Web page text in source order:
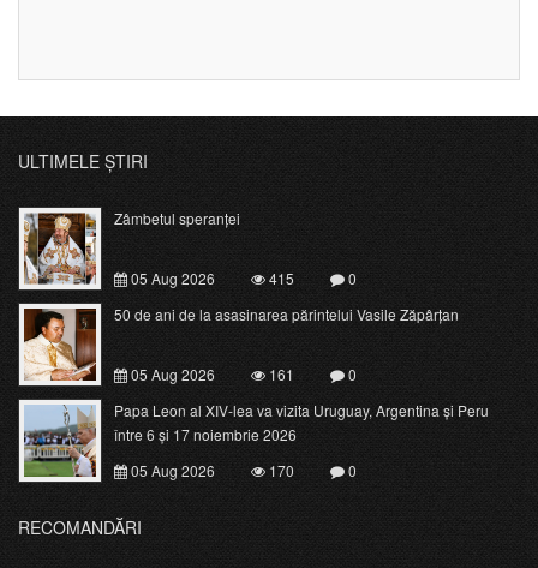
ULTIMELE ȘTIRI
Zâmbetul speranței
05 Aug 2026 415
0
50 de ani de la asasinarea părintelui Vasile Zăpârțan
05 Aug 2026 161
0
Papa Leon al XIV-lea va vizita Uruguay, Argentina și Peru
între 6 și 17 noiembrie 2026
05 Aug 2026
170 0
RECOMANDĂRI